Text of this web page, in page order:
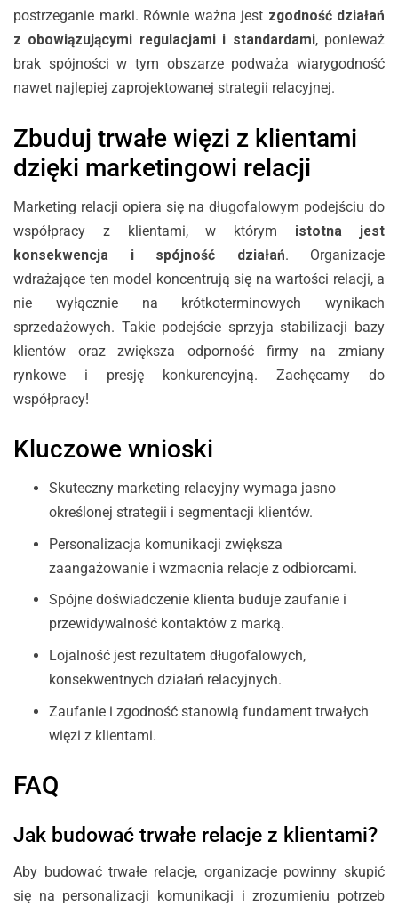
postrzeganie marki. Równie ważna jest zgodność działań
z obowiązującymi regulacjami i standardami, ponieważ
brak spójności w tym obszarze podważa wiarygodność
nawet najlepiej zaprojektowanej strategii relacyjnej.
Zbuduj trwałe więzi z klientami
dzięki marketingowi relacji
Marketing relacji opiera się na długofalowym podejściu do
współpracy z klientami, w którym istotna jest
konsekwencja i spójność działań. Organizacje
wdrażające ten model koncentrują się na wartości relacji, a
nie wyłącznie na krótkoterminowych wynikach
sprzedażowych. Takie podejście sprzyja stabilizacji bazy
klientów oraz zwiększa odporność firmy na zmiany
rynkowe i presję konkurencyjną. Zachęcamy do
współpracy!
Kluczowe wnioski
Skuteczny marketing relacyjny wymaga jasno
określonej strategii i segmentacji klientów.
Personalizacja komunikacji zwiększa
zaangażowanie i wzmacnia relacje z odbiorcami.
Spójne doświadczenie klienta buduje zaufanie i
przewidywalność kontaktów z marką.
Lojalność jest rezultatem długofalowych,
konsekwentnych działań relacyjnych.
Zaufanie i zgodność stanowią fundament trwałych
więzi z klientami.
FAQ
Jak budować trwałe relacje z klientami?
Aby budować trwałe relacje, organizacje powinny skupić
się na personalizacji komunikacji i zrozumieniu potrzeb